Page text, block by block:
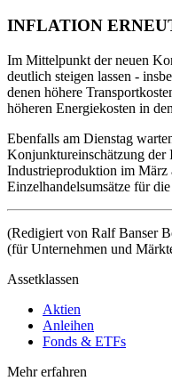
INFLATION
Im Mittelpunkt der neuen
deutlich steigen lassen -
denen höhere
höheren Energiekosten in
Ebenfalls am Dienstag
Konjunktureinschätzung der
Industrieproduktion im März
Einzelhandelsumsätze für
(Redigiert von Ralf Banser
(für Unternehmen und
Assetklassen
Aktien
Anleihen
Fonds & ETFs
Mehr erfahren